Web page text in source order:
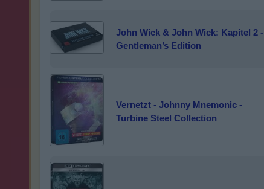
John Wick & John Wick: Kapitel 2 -
Gentleman’s Edition
Vernetzt - Johnny Mnemonic -
Turbine Steel Collection